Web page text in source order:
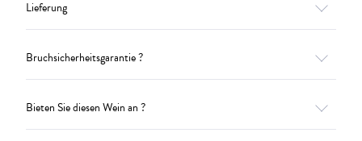
Lieferung
Bruchsicherheitsgarantie ?
Bieten Sie diesen Wein an ?